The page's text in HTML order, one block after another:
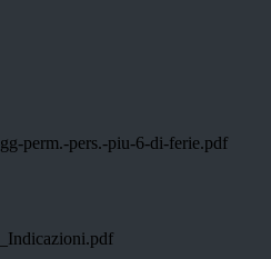
perm.-pers.-piu-6-di-ferie.pdf